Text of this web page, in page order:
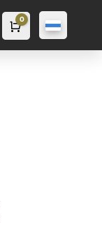
Корзина
0
0,0грн